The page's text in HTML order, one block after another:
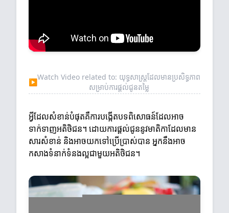
▶
Watch Video related to: យុទ្ធសាស្ត្រដែលមានប្រសិទ្ធភាព
សម្រាប់ការផ្តល់ជូនតម្លៃ
អ្វីដែលសំខាន់បំផុតគឺការបង្កើតបទពិសោធន៍ដែលអាច
ទាក់ទាញអតិថិជន។ ដោយការផ្តល់ជូននូវមាតិកាដែលមាន
សារសំខាន់ និងអាចយកទៅប្រើប្រាស់បាន អ្នកនឹងអាច
កសាងទំនាក់ទំនងល្អជាមួយអតិថិជន។